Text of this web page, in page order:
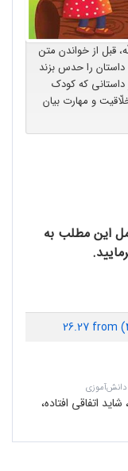
قبل از خواندن متن
داستان را حدس بزند
که کودک
و مهارت بیان
این مطلب به
26.27 from
دانش‌آموزی
اتفاقی افتاده،